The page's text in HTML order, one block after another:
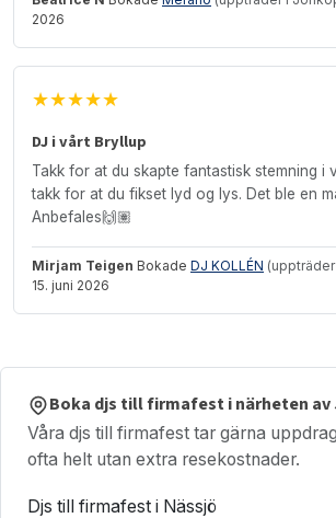
2026
★★★★★
DJ i vårt Bryllup
Takk for at du skapte fantastisk stemning i
takk for at du fikset lyd og lys. Det ble en
Anbefales🙌🏽
Mirjam Teigen Bokade DJ KOLLÉN
15. juni 2026
Boka djs till firmafest i närheten
Våra djs till firmafest tar gärna
ofta helt utan extra resekostnader.
Djs till firmafest i Nässjö